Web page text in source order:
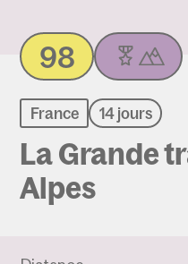
98
France 14 jours
La Grande
Alpes